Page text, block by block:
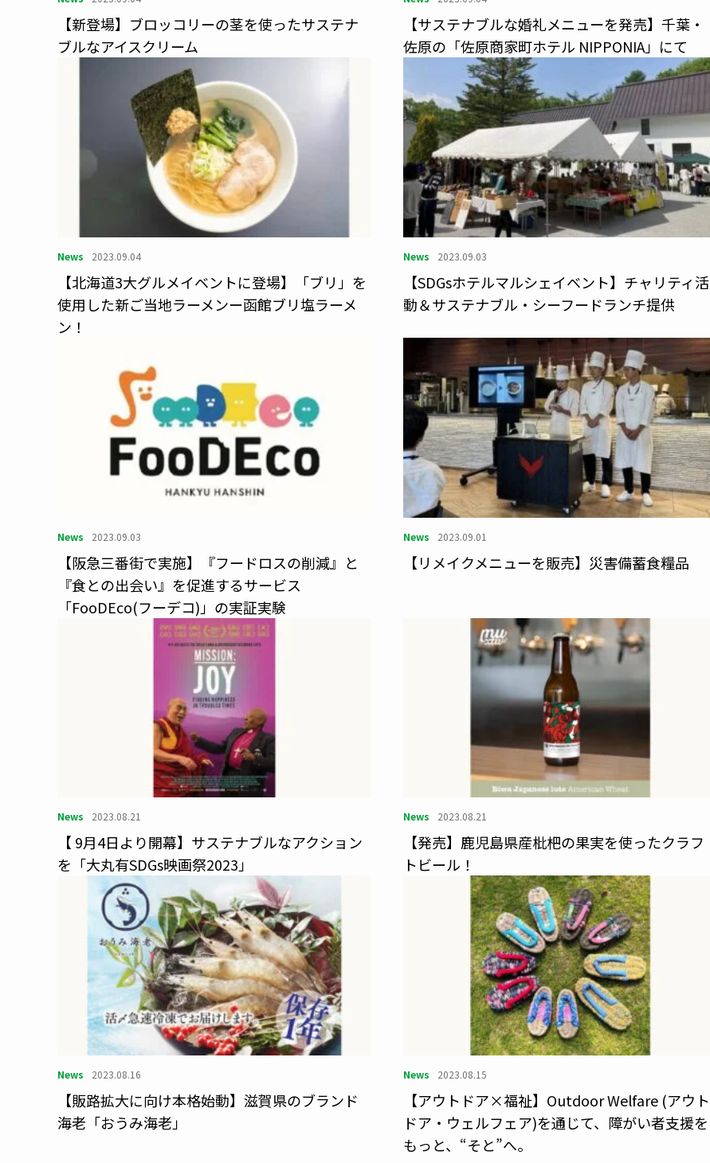
【新登場】ブロッコリーの茎を使ったサステナ
ブルなアイスクリーム
【サステナブルな婚礼メニューを発売】千葉・
佐原の「佐原商家町ホテル NIPPONIA」にて
News 2023.09.04
【北海道3大グルメイベントに登場】「ブリ」を
使用した新ご当地ラーメンー函館ブリ塩ラーメ
ン！
News 2023.09.03
【SDGsホテルマルシェイベント】チャリティ活
動＆サステナブル・シーフードランチ提供
News 2023.09.03
【阪急三番街で実施】『フードロスの削減』と
『食との出会い』を促進するサービス
「FooDEco(フーデコ)」の実証実験
News 2023.09.01
【リメイクメニューを販売】災害備蓄食糧品
News 2023.08.21
【 9月4日より開幕】サステナブルなアクション
を「大丸有SDGs映画祭2023」
News 2023.08.21
【発売】鹿児島県産枇杷の果実を使ったクラフ
トビール！
News 2023.08.16
【販路拡大に向け本格始動】滋賀県のブランド
海老「おうみ海老」
News 2023.08.15
【アウトドア×福祉】Outdoor Welfare (アウト
ドア・ウェルフェア)を通じて、障がい者支援を
もっと、“そと”へ。